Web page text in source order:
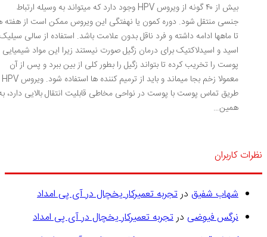
بیش از ۴۰ گونه از ویروس HPV وجود دارد که میتواند به وسیله ارتباط
جنسی منتقل شود. دوره کمون یا نهفتگی این ویروس ممکن است از هفته ها
تا ماهها ادامه داشته و فرد ناقل بدون علامت باشد. استفاده از سالی سیلیک
اسید و اسیدلاکتیک برای درمان زگیل صورت نیستند زیرا این مواد شیمیایی
پوست را تخریب کرده تا بتواند زگیل را بطور کلی از بین ببرد و پس از آن
معمولا زخم بجا میماند و باید از ترمیم کننده ها استفاده شود. ویروس HPV از
طریق تماس پوست با پوست در نواحی مخاطی قابلیت انتقال بالایی دارد، به
همین…
کاربران
شهاب شفیقدرتجربه تعمیرکار یخچال در آی پی امداد
نرگس فیوضیدرتجربه تعمیرکار یخچال در آی پی امداد